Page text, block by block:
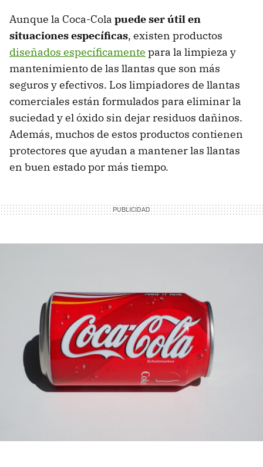
Aunque la Coca-Cola puede ser útil en
situaciones específicas, existen productos
diseñados específicamente para la limpieza y
mantenimiento de las llantas que son más
seguros y efectivos. Los limpiadores de llantas
comerciales están formulados para eliminar la
suciedad y el óxido sin dejar residuos dañinos.
Además, muchos de estos productos contienen
protectores que ayudan a mantener las llantas
en buen estado por más tiempo.